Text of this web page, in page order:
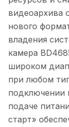
видеоархива
нового
владения
камера
широком
при любом
подключении
подаче
старт»